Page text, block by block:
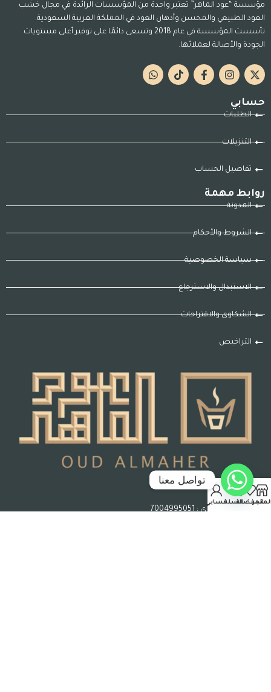
مؤسسة “عود الماهر” تعتبر واحدة من المؤسسات الرائدة في مجال خشب
العود الطبيعي والمحسن وأدهان العود في المملكة العربية السعودية.
تأسست المؤسسة في عام 2018 وتسعى دائمًا على توفير أعلى مستويات
الجودة والأصالة لعملائها.
حسابي
الطلبات
التنزيلات
تفاصيل الحساب
روابط مهمة
المدونة
الشروط والأحكام
سياسة الخصوصية
الاستبدال والاسترجاع
الشكاوى والاقتراحات
التراخيص
جدة – المملكة العربية السعودية
رقم السجل التجاري : 7004995051
المفضلةالسلةحسابي
تواصل معنا